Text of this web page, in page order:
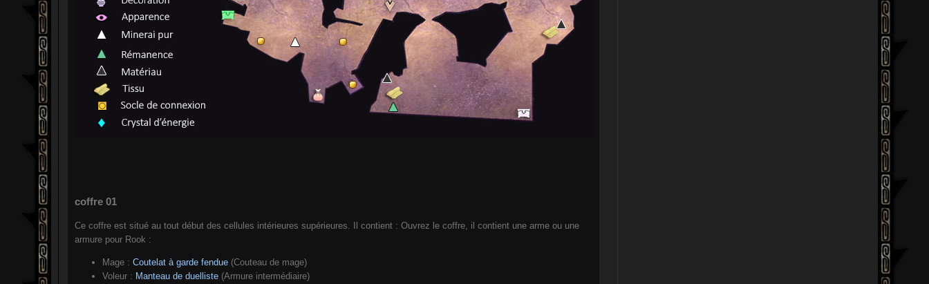
coffre 01
Ce coffre est situé au tout début des cellules intérieures supérieures. Il contient : Ouvrez le coffre, il contient une arme ou une
armure pour Rook :
Mage : Coutelat à garde fendue (Couteau de mage)
Voleur : Manteau de duelliste (Armure intermédiaire)